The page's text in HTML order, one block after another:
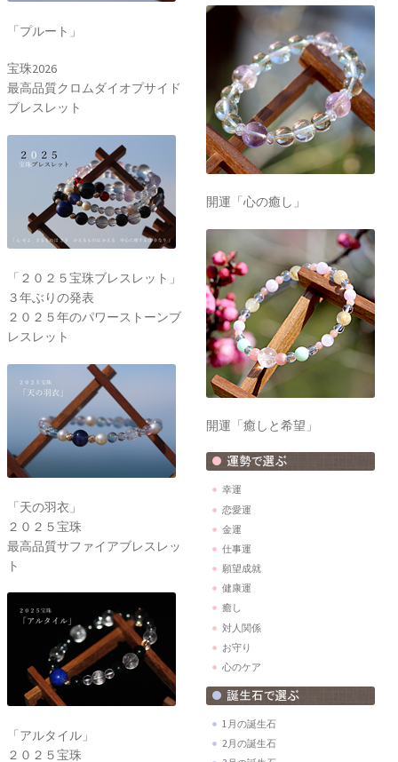
「プルート」
宝珠2026
最高品質クロムダイオプサイド
ブレスレット
「２０２５宝珠ブレスレット」
３年ぶりの発表
２０２５年のパワーストーンブ
レスレット
「天の羽衣」
２０２５宝珠
最高品質サファイアブレスレッ
ト
「アルタイル」
２０２５宝珠
開運「心の癒し」
開運「癒しと希望」
幸運
恋愛運
金運
仕事運
願望成就
健康運
癒し
対人関係
お守り
心のケア
1月の誕生石
2月の誕生石